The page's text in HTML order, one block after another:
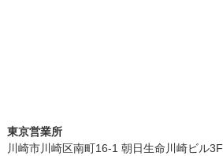
東京営業所
川崎市川崎区南町16-1 朝日生命川崎ビル3F